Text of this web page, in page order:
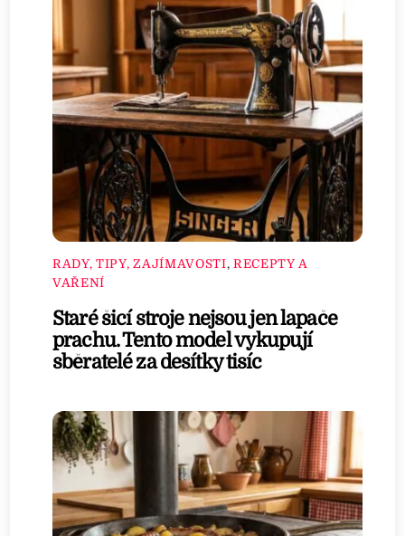
RADY, TIPY, ZAJÍMAVOSTI, RECEPTY A
VAŘENÍ
Staré šicí stroje nejsou jen lapače
prachu. Tento model vykupují
sběratelé za desítky tisíc